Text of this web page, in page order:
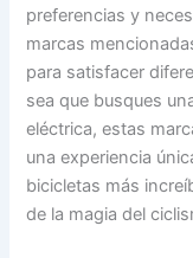
preferencias y
marcas
para satisfacer
sea que busques
eléctrica, estas
una experiencia
bicicletas más
de la magia del